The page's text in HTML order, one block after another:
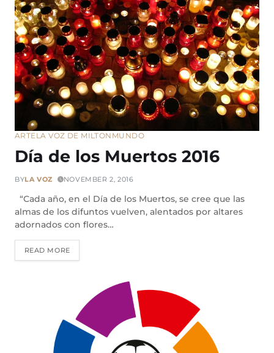
ARTELA VOZ DE MILTON MUNDO
Día de los Muertos 2016
BYLA VOZ NOVEMBER 2, 2016
“Cada año, en el Día de los Muertos, se cree que las
almas de los difuntos vuelven, alentados por altares
adornados con flores…
READ MORE